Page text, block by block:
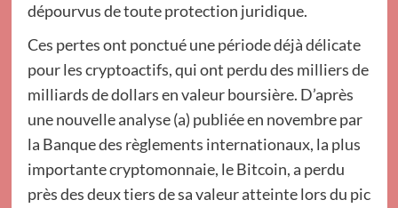
dépourvus de toute protection juridique.
Ces pertes ont ponctué une période déjà délicate
pour les cryptoactifs, qui ont perdu des milliers de
milliards de dollars en valeur boursière. D’après
une nouvelle analyse (a) publiée en novembre par
la Banque des règlements internationaux, la plus
importante cryptomonnaie, le Bitcoin, a perdu
près des deux tiers de sa valeur atteinte lors du pic